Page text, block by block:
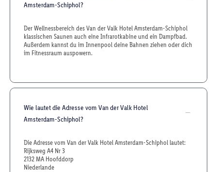
Amsterdam-Schiphol?
Der Wellnessbereich des Van der Valk Hotel Amsterdam-Schiphol
klassischen Saunen auch eine Infrarotkabine und ein Dampfbad.
Außerdem kannst du im Innenpool deine Bahnen ziehen oder dich
im Fitnessraum auspowern.
Wie lautet die Adresse vom Van der Valk Hotel
Amsterdam-Schiphol?
Die Adresse vom Van der Valk Hotel Amsterdam-Schiphol lautet:
Rijksweg A4 Nr 3
2132 MA Hoofddorp
Niederlande